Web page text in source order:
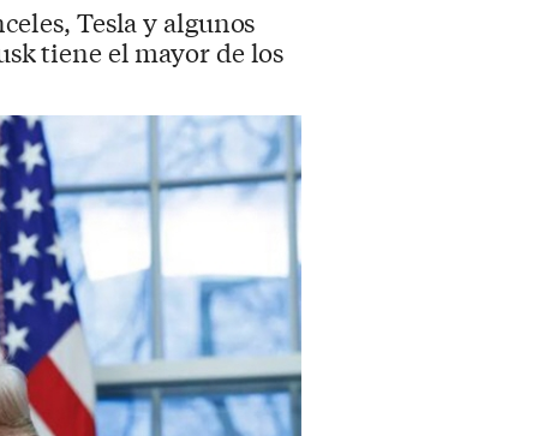
Tesla y algunos
tiene el mayor de los